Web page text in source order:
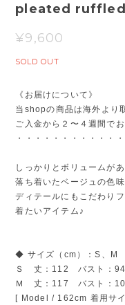
pleated
¥9,600
SOLD OUT
《お届けについて》
当shopの商品は海外より
ご入金から２〜４週間で
・・・・・・・・・・・
しっかりとボリュームが
落ち着いたベージュの色
ディテールにもこだわり
着たいアイテム♪
◆ サイズ（cm）：S、M
Ｓ 丈：112 バスト：
Ｍ 丈：117 バスト：
[ Model / 162cm 着用サ